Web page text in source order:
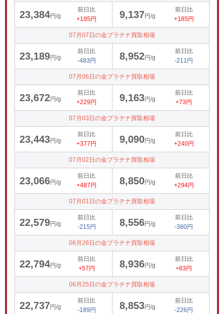
23,384円/g
前日比
+195円
9,137円/g
前日比
+185円
07月07日の金プラチナ買取相場
23,189円/g
前日比
-483円
8,952円/g
前日比
-211円
07月06日の金プラチナ買取相場
23,672円/g
前日比
+229円
9,163円/g
前日比
+73円
07月03日の金プラチナ買取相場
23,443円/g
前日比
+377円
9,090円/g
前日比
+240円
07月02日の金プラチナ買取相場
23,066円/g
前日比
+487円
8,850円/g
前日比
+294円
07月01日の金プラチナ買取相場
22,579円/g
前日比
-215円
8,556円/g
前日比
-380円
06月26日の金プラチナ買取相場
22,794円/g
前日比
+57円
8,936円/g
前日比
+83円
06月25日の金プラチナ買取相場
22,737円/g
前日比
-189円
8,853円/g
前日比
-226円